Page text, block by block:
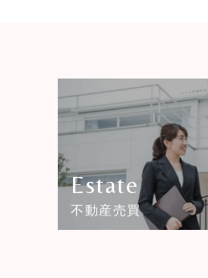
Estate
不動産売買